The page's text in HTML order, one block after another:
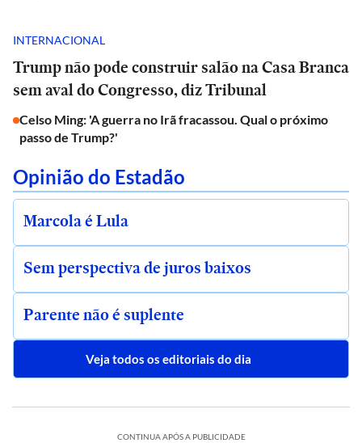
INTERNACIONAL
Trump não pode construir salão na Casa Branca
sem aval do Congresso, diz Tribunal
Celso Ming: 'A guerra no Irã fracassou. Qual o próximo
passo de Trump?'
Opinião do Estadão
Marcola é Lula
Sem perspectiva de juros baixos
Parente não é suplente
Veja todos os editoriais do dia
CONTINUA APÓS A PUBLICIDADE